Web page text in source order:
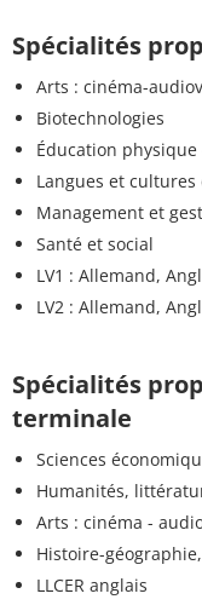
Spécialités
Arts : cinéma-
Biotechnologies
Éducation
Langues et
Management et
Santé et social
LV1 : Allemand,
LV2 : Allemand,
Spécialités
terminale
Sciences
Humanités,
Arts : cinéma -
Histoire-
LLCER anglais